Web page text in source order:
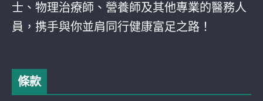
士、物理治療師、營養師及其他專業的醫務人
員，携手與你並肩同行健康富足之路！
條款